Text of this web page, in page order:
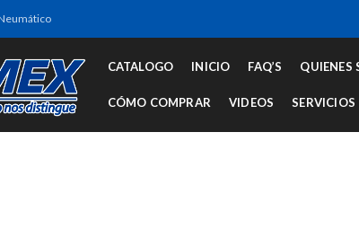
CATALOGO INICIO FAQ’S QUIENES
CÓMO COMPRAR VIDEOS SERVICIOS